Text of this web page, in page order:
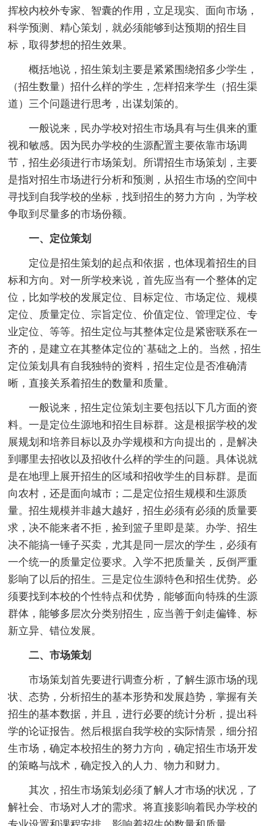
挥校内校外专家、智囊的作用，立足现实、面向市场，
科学预测、精心策划，就必须能够到达预期的招生目
标，取得梦想的招生效果。
概括地说，招生策划主要是紧紧围绕招多少学生，
（招生数量）招什么样的学生，怎样招来学生（招生渠
道）三个问题进行思考，出谋划策的。
一般说来，民办学校对招生市场具有与生俱来的重
视和敏感。因为民办学校的生源配置主要依靠市场调
节，招生必须进行市场策划。所谓招生市场策划，主要
是指对招生市场进行分析和预测，从招生市场的空间中
寻找到自我学校的坐标，找到招生的努力方向，为学校
争取到尽量多的市场份额。
一、定位策划
定位是招生策划的起点和依据，也体现着招生的目
标和方向。对一所学校来说，首先应当有一个整体的定
位，比如学校的发展定位、目标定位、市场定位、规模
定位、质量定位、宗旨定位、价值定位、管理定位、专
业定位、等等。招生定位与其整体定位是紧密联系在一
齐的，是建立在其整体定位的`基础之上的。当然，招生
定位策划具有自我独特的资料，招生定位是否准确清
晰，直接关系着招生的数量和质量。
一般说来，招生定位策划主要包括以下几方面的资
料。一是定位生源地和招生目标群。这是根据学校的发
展规划和培养目标以及办学规模和方向提出的，是解决
到哪里去招收以及招收什么样的学生的问题。具体说就
是在地理上展开招生的区域和招收学生的目标群。是面
向农村，还是面向城市；二是定位招生规模和生源质
量。招生规模并非越大越好，招生必须有必须的质量要
求，决不能来者不拒，捡到篮子里即是菜。办学、招生
决不能搞一锤子买卖，尤其是同一层次的学生，必须有
一个统一的质量定位要求。入学不把质量关，反倒严重
影响了以后的招生。三是定位生源特色和招生优势。必
须要找到本校的个性特点和优势，能够面向特殊的生源
群体，能够多层次分类别招生，应当善于剑走偏锋、标
新立异、错位发展。
二、市场策划
市场策划首先要进行调查分析，了解生源市场的现
状、态势，分析招生的基本形势和发展趋势，掌握有关
招生的基本数据，并且，进行必要的统计分析，提出科
学的论证报告。然后根据自我学校的实际情景，细分招
生市场，确定本校招生的努力方向，确定招生市场开发
的策略与战术，确定投入的人力、物力和财力。
其次，招生市场策划必须了解人才市场的状况，了
解社会、市场对人才的需求。将直接影响着民办学校的